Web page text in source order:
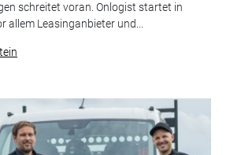
schreitet voran. Onlogist startet in
allem Leasinganbieter und...